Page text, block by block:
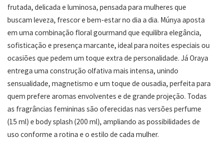
frutada, delicada e luminosa, pensada para mulheres que
buscam leveza, frescor e bem-estar no dia a dia. Múnya aposta
em uma combinação floral gourmand que equilibra elegância,
sofisticação e presença marcante, ideal para noites especiais ou
ocasiões que pedem um toque extra de personalidade. Já Oraya
entrega uma construção olfativa mais intensa, unindo
sensualidade, magnetismo e um toque de ousadia, perfeita para
quem prefere aromas envolventes e de grande projeção. Todas
as fragrâncias femininas são oferecidas nas versões perfume
(15 ml) e body splash (200 ml), ampliando as possibilidades de
uso conforme a rotina e o estilo de cada mulher.